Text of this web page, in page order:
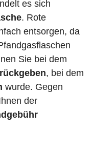
es sich
. Rote
entsorgen, da
Sie bei dem
, bei dem
wurde. Gegen
der